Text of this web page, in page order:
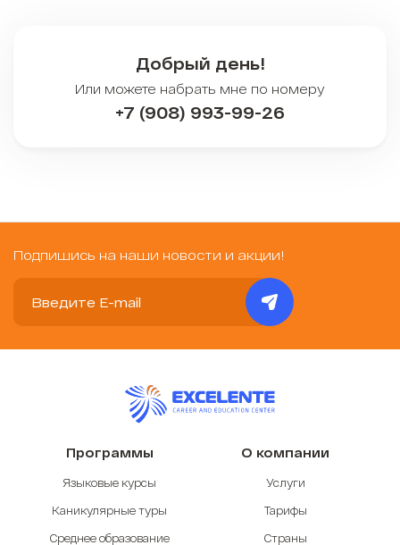
Добрый день!
Или можете набрать мне по номеру
+7 (908) 993-99-26
Подпишись на наши новости и акции!
Программы
Языковые курсы
Каникулярные туры
Среднее образование
О компании
Услуги
Тарифы
Страны